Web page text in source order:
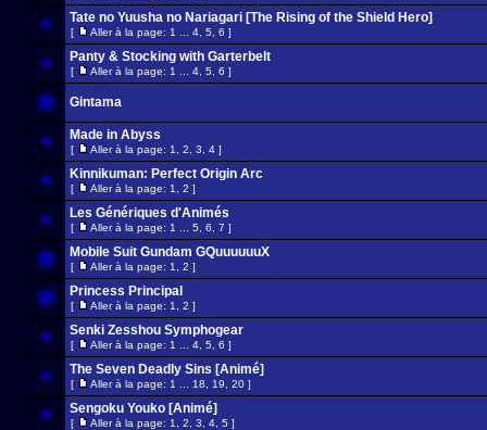
Tate no Yuusha no Nariagari [The Rising of the Shield Hero]
[ Aller à la page: 1 4 5 6 ]
Panty & Stocking with Garterbelt
[ Aller à la page: 1 4 5 6 ]
Gintama
Made in Abyss
[ Aller à la page: 1 2 3 4 ]
Kinnikuman: Perfect Origin Arc
[ Aller à la page: 1 2 ]
Les Génériques d'Animés
[ Aller à la page: 1 5 6 7 ]
Mobile Suit Gundam GQuuuuuuX
[ Aller à la page: 1 2 ]
Princess Principal
[ Aller à la page: 1 2 ]
Senki Zesshou Symphogear
[ Aller à la page: 1 4 5 6 ]
The Seven Deadly Sins [Animé]
[ Aller à la page: 1 18 19 20 ]
Sengoku Youko [Animé]
[ Aller à la page: 1 2 3 4 5 ]